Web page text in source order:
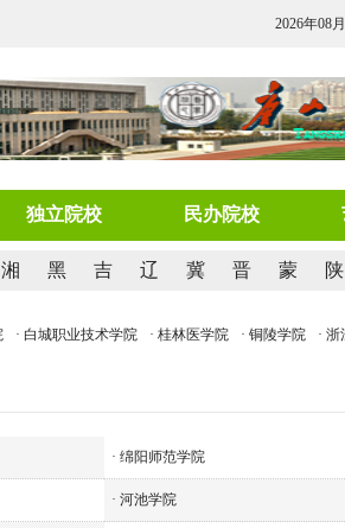
2026年08
独立院校 民办院校
湘 黑 吉 辽 冀 晋 蒙 陕
· 白城职业技术学院 · 桂林医学院 · 铜陵学院 · 浙
· 绵阳师范学院
· 河池学院